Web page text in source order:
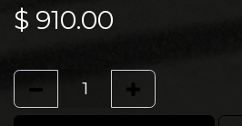
$ 910.00